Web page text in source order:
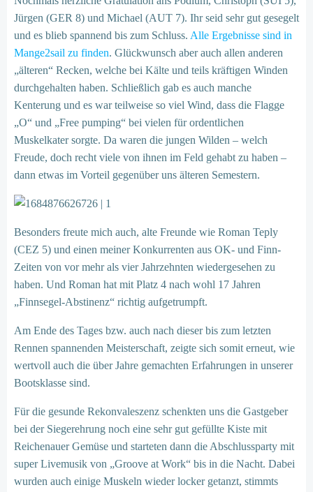
Jürgen (GER 8) und Michael (AUT 7). Ihr seid sehr gut gesegelt
und es blieb spannend bis zum Schluss. Alle Ergebnisse sind in
Mange2sail zu finden. Glückwunsch aber auch allen anderen
„älteren“ Recken, welche bei Kälte und teils kräftigen Winden
durchgehalten haben. Schließlich gab es auch manche
Kenterung und es war teilweise so viel Wind, dass die Flagge
„O“ und „Free pumping“ bei vielen für ordentlichen
Muskelkater sorgte. Da waren die jungen Wilden – welch
Freude, doch recht viele von ihnen im Feld gehabt zu haben –
dann etwas im Vorteil gegenüber uns älteren Semestern.
Besonders freute mich auch, alte Freunde wie Roman Teply
(CEZ 5) und einen meiner Konkurrenten aus OK- und Finn-
Zeiten von vor mehr als vier Jahrzehnten wiedergesehen zu
haben. Und Roman hat mit Platz 4 nach wohl 17 Jahren
„Finnsegel-Abstinenz“ richtig aufgetrumpft.
Am Ende des Tages bzw. auch nach dieser bis zum letzten
Rennen spannenden Meisterschaft, zeigte sich somit erneut, wie
wertvoll auch die über Jahre gemachten Erfahrungen in unserer
Bootsklasse sind.
Für die gesunde Rekonvaleszenz schenkten uns die Gastgeber
bei der Siegerehrung noch eine sehr gut gefüllte Kiste mit
Reichenauer Gemüse und starteten dann die Abschlussparty mit
super Livemusik von „Groove at Work“ bis in die Nacht. Dabei
wurden auch einige Muskeln wieder locker getanzt, stimmts